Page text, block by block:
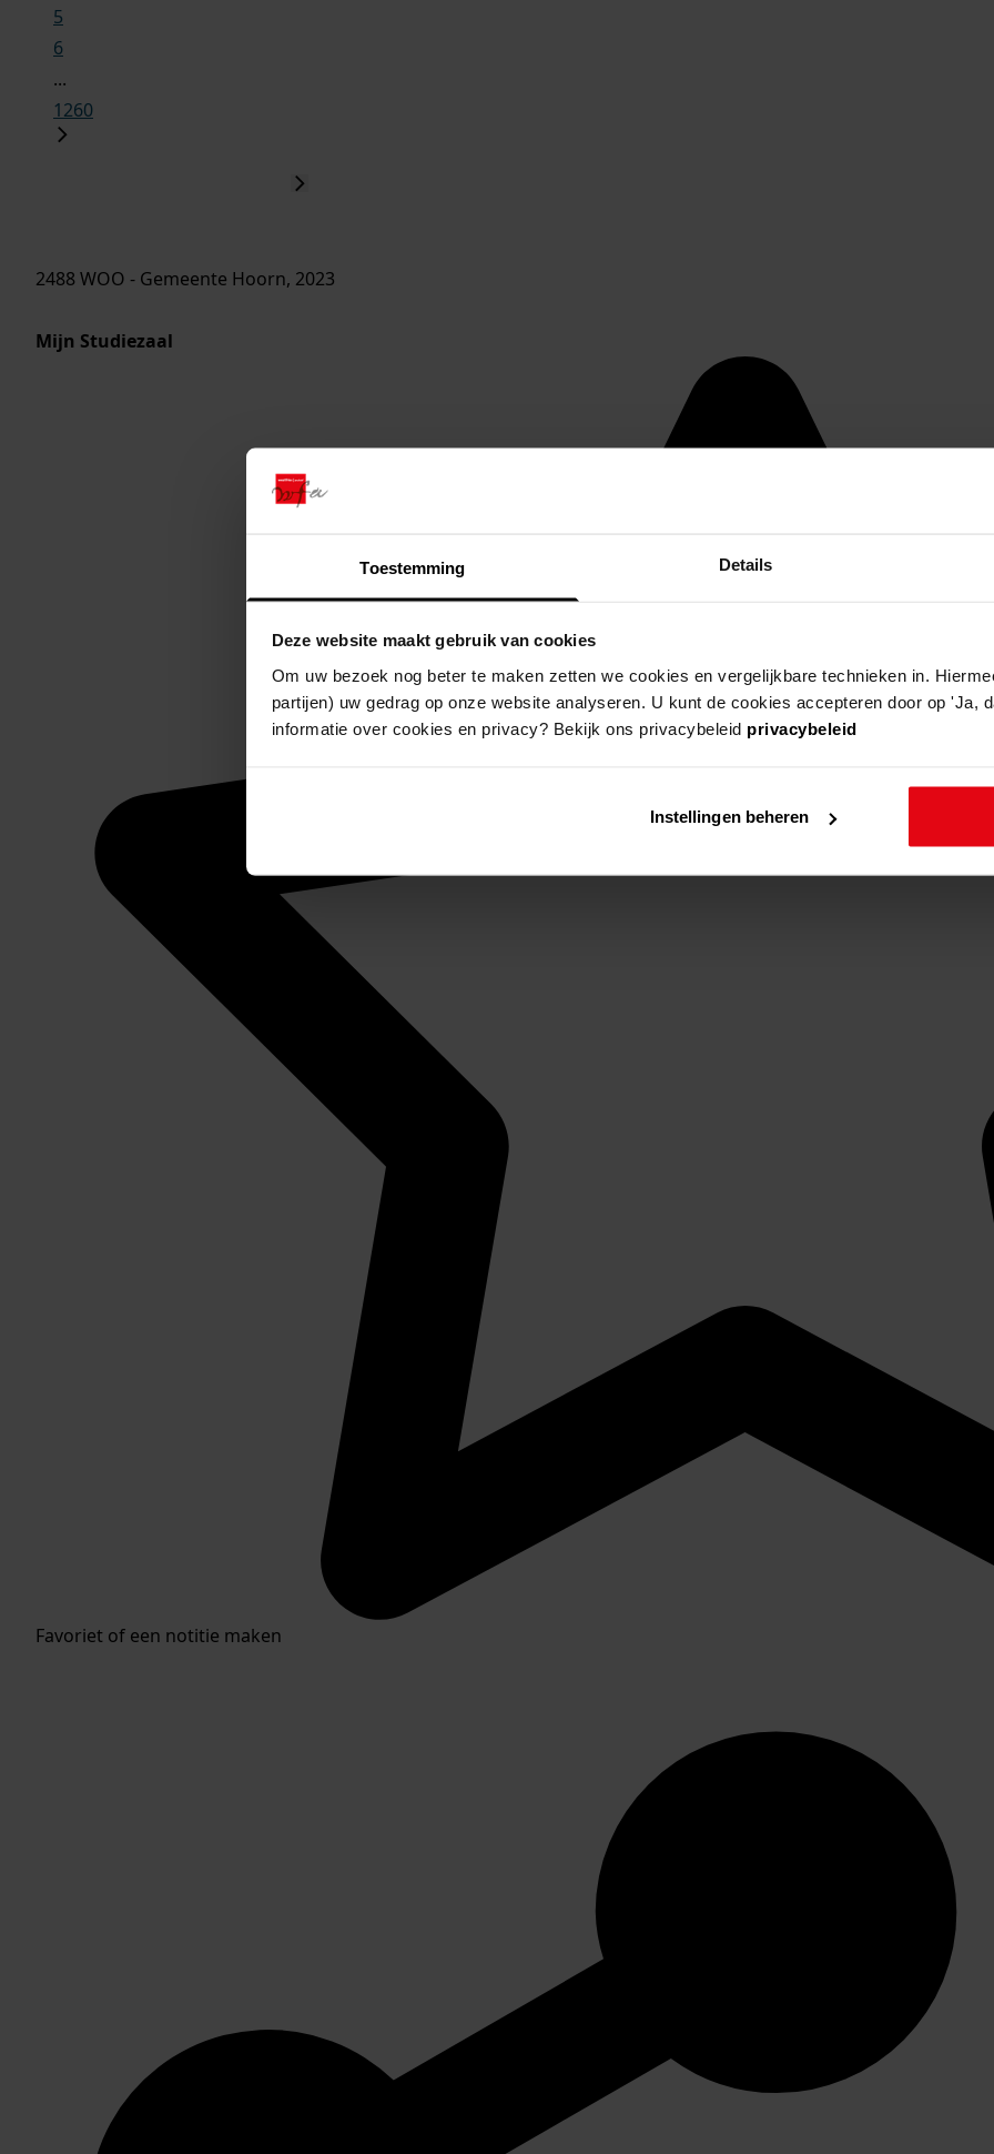
Toestemming Details
Deze website maakt gebruik van cookies
Om uw bezoek nog beter te maken zetten we cookies en vergelijkbare technieken in.
partijen) uw gedrag op onze website analyseren. U kunt de cookies accepteren door op 'Ja,
informatie over cookies en privacy? Bekijk ons privacybeleid privacybeleid
Instellingen beheren
5
6
...
1260
2488 WOO - Gemeente Hoorn, 2023
Mijn Studiezaal
Favoriet of een notitie maken